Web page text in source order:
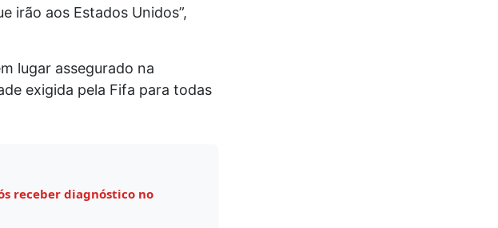
irão aos Estados Unidos”,
lugar assegurado na
exigida pela Fifa para todas
receber diagnóstico no